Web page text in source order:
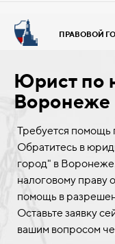
ПРАВОВОЙ
Юрист по
Воронеже
Требуется помощь
Обратитесь в
город" в
налоговому праву
помощь в
Оставьте заявку
вашим вопросом